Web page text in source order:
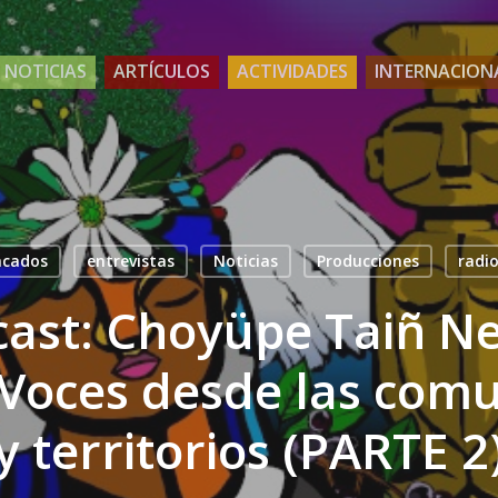
NOTICIAS ARTÍCULOS ACTIVIDADES
entrevistas Noticias Producciones
Choyüpe Taiñ
desde las
territorios (PARTE